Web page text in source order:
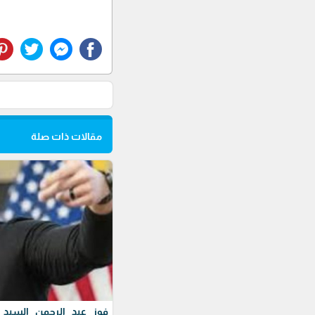
مقالات ذات صلة
فوز عبد الرحمن